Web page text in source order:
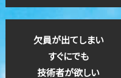
欠員が出てしまい
すぐにでも
技術者が欲しい